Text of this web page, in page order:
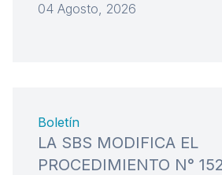
04 Agosto, 2026
Boletín
LA SBS MODIFICA EL
PROCEDIMIENTO N°